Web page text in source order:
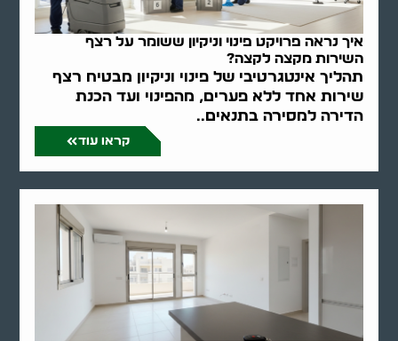
איך נראה פרויקט פינוי וניקיון ששומר על רצף
השירות מקצה לקצה?
תהליך אינטגרטיבי של פינוי וניקיון מבטיח רצף
שירות אחד ללא פערים, מהפינוי ועד הכנת
הדירה למסירה בתנאים..
קראו עוד